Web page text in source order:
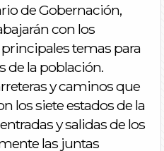
de Gobernación,
con los
temas para
de la población.
y caminos que
los siete estados de la
y salidas de los
las juntas